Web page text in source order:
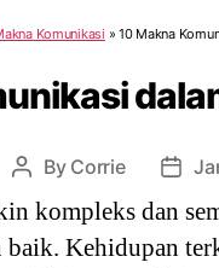
Komunikasi »10 Makna
Post
author
By Corrie
Post
kompleks dan
Kehidupan